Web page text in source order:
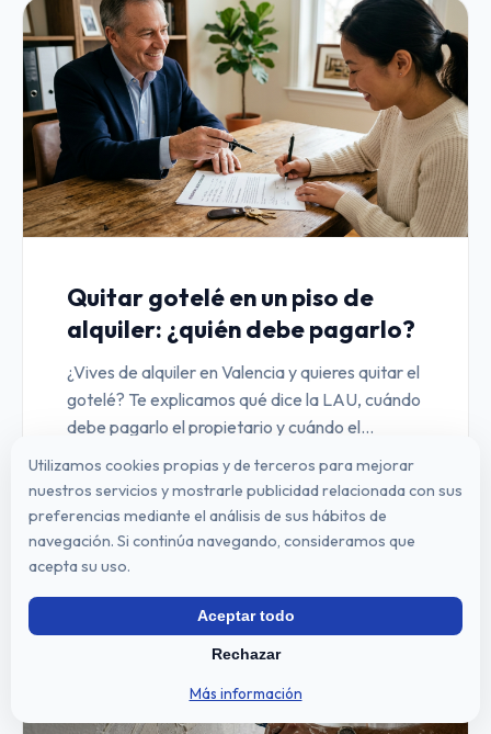
Quitar gotelé en un piso de
alquiler: ¿quién debe pagarlo?
¿Vives de alquiler en Valencia y quieres quitar el
gotelé? Te explicamos qué dice la LAU, cuándo
debe pagarlo el propietario y cuándo el
Leer artículo completo →
Utilizamos cookies propias y de terceros para mejorar
nuestros servicios y mostrarle publicidad relacionada con sus
preferencias mediante el análisis de sus hábitos de
navegación. Si continúa navegando, consideramos que
acepta su uso.
Aceptar todo
Rechazar
Más información